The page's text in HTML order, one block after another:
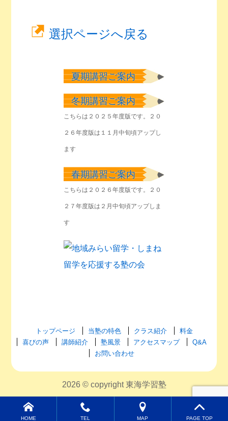
選択ページへ戻る
夏期講習ご案内
冬期講習ご案内
こちらは２０２５年度版です。２０
２６年度版は１１月中旬頃アップし
ます
春期講習ご案内
こちらは２０２６年度版です。２０
２７年度版は２月中旬頃アップしま
す
トップページ 当塾の特色 クラス紹介
料金
喜びの声
講師紹介 塾風景 アクセスマップ
Q&A
お問い合わせ
2026 © copyright 東海学習塾
HOME TEL MAP PAGE TOP